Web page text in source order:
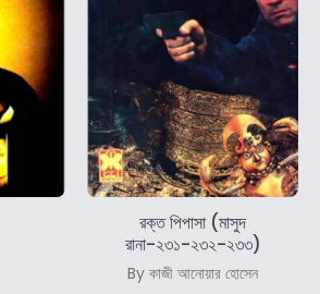
রক্ত পিপাসা (মাসুদ
রানা-২৩১-২৩২-২৩৩)
By কাজী আনোয়ার হোসেন